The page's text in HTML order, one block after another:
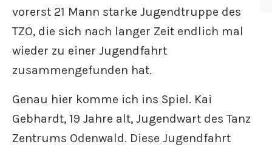
vorerst 21 Mann starke Jugendtruppe des
TZO, die sich nach langer Zeit endlich mal
wieder zu einer Jugendfahrt
zusammengefunden hat.
Genau hier komme ich ins Spiel. Kai
Gebhardt, 19 Jahre alt, Jugendwart des Tanz
Zentrums Odenwald. Diese Jugendfahrt